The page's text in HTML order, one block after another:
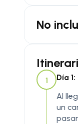
No
1
Día
Al
un